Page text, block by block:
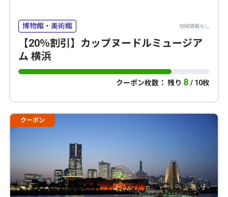
博物館・美術館 地域情報なし
【20％割引】カップヌードルミュージア
ム 横浜
クーポン枚数： 残り 8 / 10枚
クーポン